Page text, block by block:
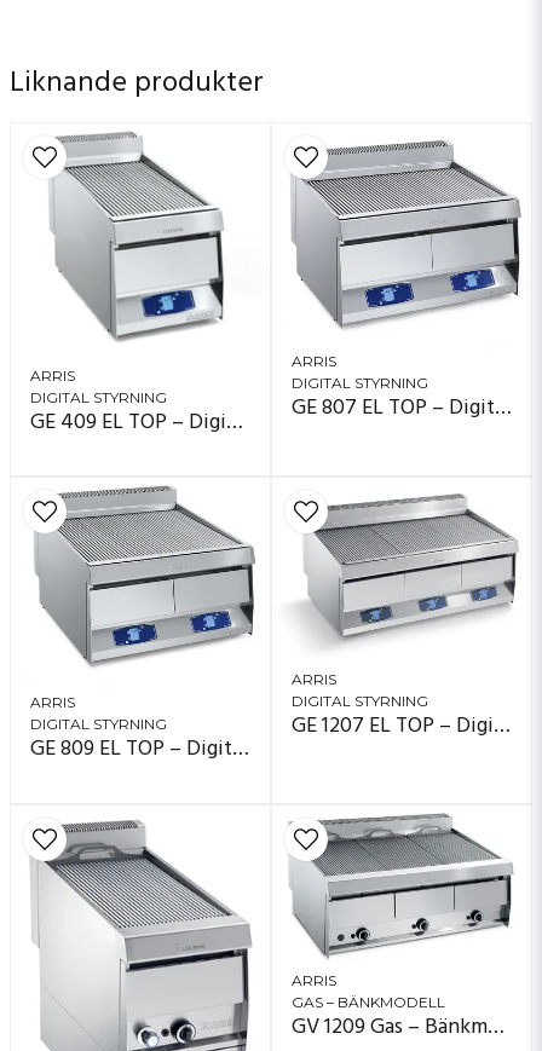
vardagen betyder det en grill som värms snabbare,
håller en jämn temperatur över hela ytan, är stabil att
varje gång.
Arris Grillvapor® EL är en elgrill för kök som vill ha
snabb uppvärmning, mindre rök, bättre arbetsmiljö,
jämn temperatur, enklare rengöring och framför allt
mat som blir saftig på insidan och fint grillad på
utsidan – utan att man behöver stå och passa den in i
minsta detalj
Liknande produkter
ARRIS
DIGITAL STYRNING
GE 409 EL TOP – Digital styrning (display)
ARRIS
DIGITAL STYRNING
GE 807 EL TOP – Digital styrning (display)
ARRIS
DIGITAL STYRNING
GE 809 EL TOP – Digital styrning (display)
ARRIS
DIGITAL STYRNING
GE 1207 EL TOP – Digital styrning (display)
ARRIS
GAS – BÄNKMODELL
GV 1209 Gas – Bänkmodell, 3 zoner (120×90)